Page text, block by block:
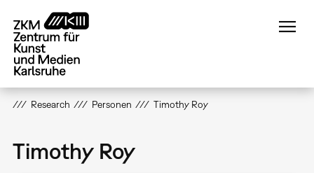
zum
Inhalt
Research Personen Timothy Roy
Timothy Roy